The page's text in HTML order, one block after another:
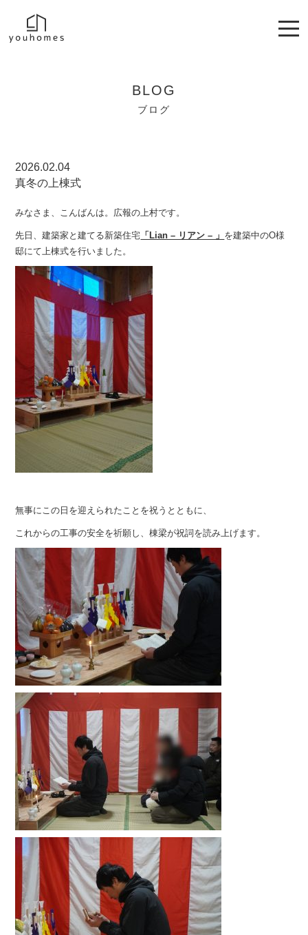
BLOG
ブログ
2026.02.04
真冬の上棟式
みなさま、こんばんは。広報の上村です。
先日、建築家と建てる新築住宅 「Lian – リアン – 」 を建築中のO様
邸にて上棟式を行いました。
無事にこの日を迎えられたことを祝うとともに、
これからの工事の安全を祈願し、棟梁が祝詞を読み上げます。